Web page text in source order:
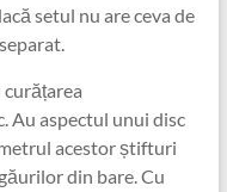
setul nu are ceva de
Au aspectul unui disc
acestor știfturi
din bare. Cu